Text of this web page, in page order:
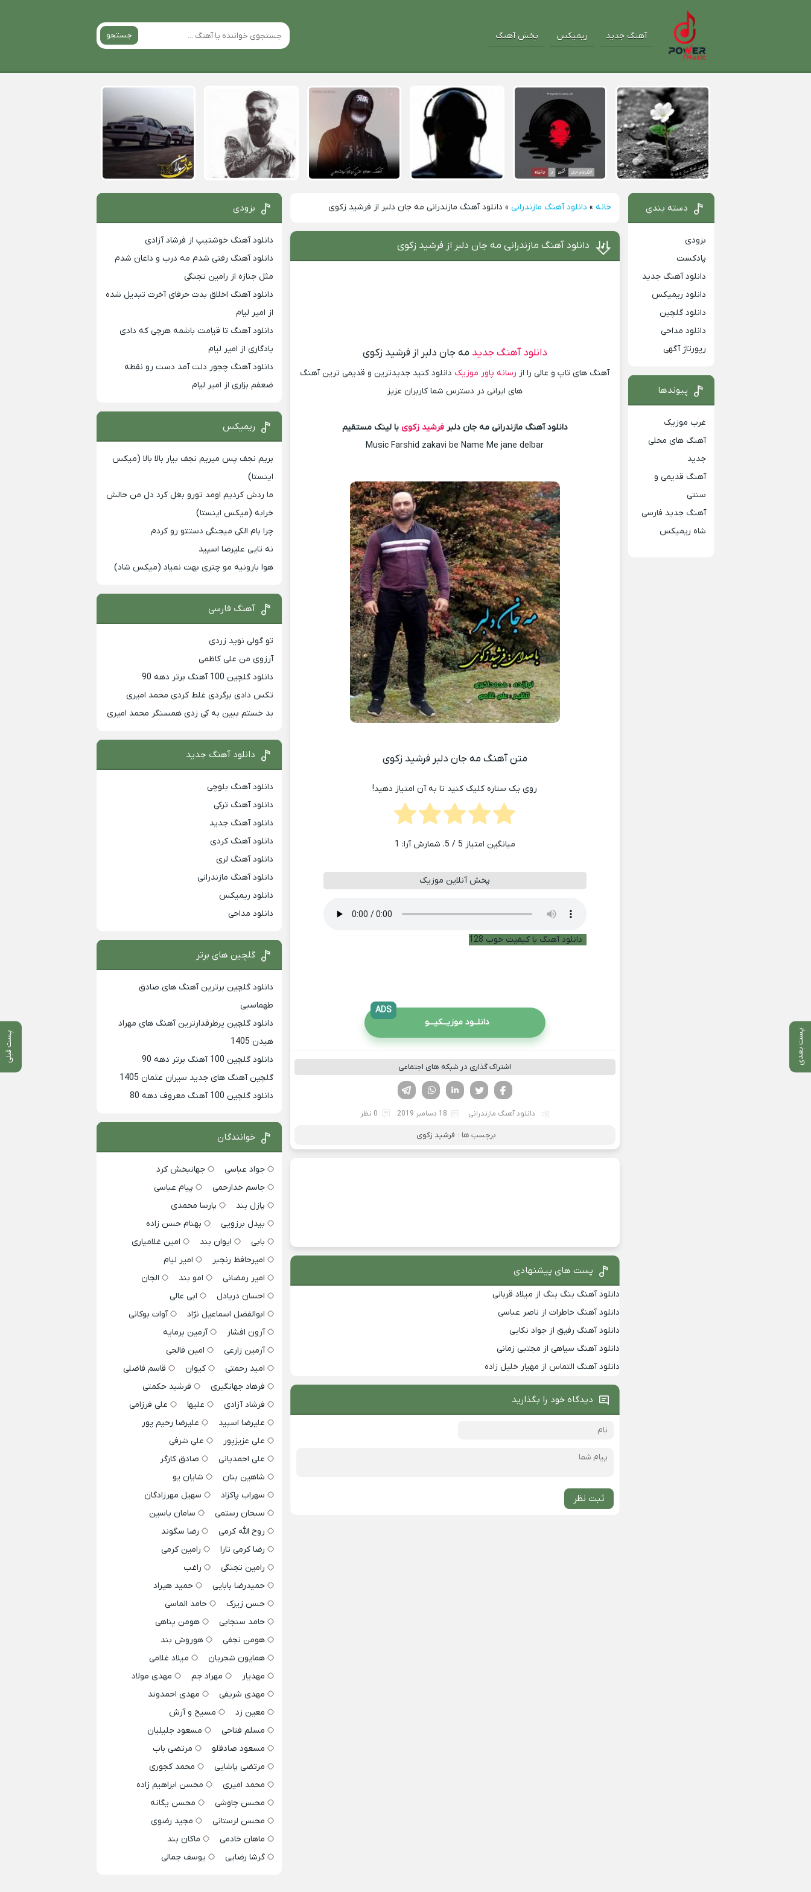
آهنگ جدید ریمیکس پخش آهنگ جستجو
خانه » دانلود آهنگ مازندرانی » دانلود آهنگ مازندرانی مه جان دلبر از فرشید زکوی
پست بعدی پست قبلی
دانلود آهنگ مازندرانی مه جان دلبر از فرشید زکوی
دانلود آهنگ جدید مه جان دلبر از فرشید زکوی
آهنگ های تاپ و عالی را از رسانه پاور موزیک دانلود کنید جدیدترین و قدیمی ترین آهنگ
های ایرانی در دسترس شما کاربران عزیز
دانلود آهنگ مازندرانی مه جان دلبرفرشید زکوی با لینک مستقیم
Music Farshid zakavi be Name Me jane delbar
متن آهنگ مه جان دلبر فرشید زکوی
روی یک ستاره کلیک کنید تا به آن امتیاز دهید!
میانگین امتیاز 5 / 5. شمارش آرا: 1
پخش آنلاین موزیک
دانلود آهنگ با کیفیت خوب 128
دانلــود موزیــکیـــو
ADS
اشتراک گذاری در شبکه های اجتماعی
لینکدین تویتر
فیسوک
دانلود آهنگ مازندرانی 18 دسامبر 2019 0 نظر
برچسب ها : فرشید زکوی
پست های پیشنهادی
دانلود آهنگ بنگ بنگ از میلاد قربانی
دانلود آهنگ خاطرات از ناصر عباسی
دانلود آهنگ رفیق از جواد نکایی
دانلود آهنگ سیاهی از مجتبی زمانی
دانلود آهنگ التماس از مهیار خلیل زاده
دیدگاه خود را بگذارید
ثبت نظر
دسته بندی
بزودی
پادکست
دانلود آهنگ جدید
دانلود ریمیکس
دانلود گلچین
دانلود مداحی
رپورتاژ آگهی
پیوندها
غرب موزیک
آهنگ های محلی
جدید
آهنگ قدیمی و
سنتی
آهنگ جدید فارسی
شاه ریمیکس
بزودی
دانلود آهنگ خوشتیپ از فرشاد آزادی
دانلود آهنگ رفتی شدم مه درب و داغان شدم
مثل جنازه از رامین تجنگی
دانلود آهنگ اخلاق بدت حرفای آخرت تبدیل شده
از امیر لیام
دانلود آهنگ تا قیامت باشمه هرچی که دادی
یادگاری از امیر لیام
دانلود آهنگ چجور دلت آمد دست رو نقطه
ضعفم بزاری از امیر لیام
ریمیکس
بریم نجف پس میریم نجف بیار بالا بالا (میکس
اینستا)
ما ردش کردیم اومد تورو بغل کرد دل من حالش
خرابه (میکس اینستا)
چرا بام الکی میجنگی دستتو رو کردم
نه تایی علیرضا اسپید
هوا بارونیه مو چتری بهت نمیاد (میکس شاد)
آهنگ فارسی
تو گولی نوید زردی
آرزوی من علی کاظمی
دانلود گلچین 100 آهنگ برتر دهه 90
تکس دادی برگردی غلط کردی محمد امیری
بد خستم ببین به کی زدی همسنگر محمد امیری
دانلود آهنگ جدید
دانلود آهنگ بلوچی
دانلود آهنگ ترکی
دانلود آهنگ جدید
دانلود آهنگ کردی
دانلود آهنگ لری
دانلود آهنگ مازندرانی
دانلود ریمیکس
دانلود مداحی
گلچین های برتر
دانلود گلچین برترین آهنگ های صادق
طهماسبی
دانلود گلچین پرطرفدارترین آهنگ های مهراد
هیدن 1405
دانلود گلچین 100 آهنگ برتر دهه 90
گلچین آهنگ های جدید سیران عثمان 1405
دانلود گلچین 100 آهنگ معروف دهه 80
خوانندگان
جواد عباسی
جهانبخش کرد
جاسم خدارحمی
پیام عباسی
پازل بند
پارسا محمدی
بیدل برزویی
بهنام حسن زاده
بابی
ایوان بند
امین غلامیاری
امیرحافظ رنجبر
امیر لیام
امیر رمضانی
امو بند
الجان
احسان دریادل
ابی عالی
ابوالفضل اسماعیل نژاد
آوات بوکانی
آرون افشار
آرمین برمایه
آرمین زارعی
امین فالجی
امید رحمتی
کیوان
قاسم فاضلی
فرهاد جهانگیری
فرشید حکمتی
فرشاد آزادی
علیها
علی فرزامی
علیرضا اسپید
علیرضا رحیم پور
علی عزیزپور
علی شرفی
علی احمدیانی
صادق کارگر
شاهین بنان
شایان یو
سهراب پاکزاد
سهیل مهرزادگان
سبحان رستمی
سامان یاسین
روح الله کرمی
رضا سگوند
رضا کرمی تارا
رامین کرمی
رامین تجنگی
راغب
حمیدرضا بابایی
حمید هیراد
حسن زیرک
حامد الماسی
حامد سنجابی
هومن پناهی
هومن نجفی
هوروش بند
همایون شجریان
میلاد غلامی
مهدیار
مهراد جم
مهدی مولاد
مهدی شریفی
مهدی احمدوند
معین زد
مسیح و آرش
مسلم فتاحی
مسعود جلیلیان
مسعود صادقلو
مرتضی باب
مرتضی پاشایی
محمد کجوری
محمد امیری
محسن ابراهیم زاده
محسن چاوشی
محسن یگانه
محسن لرستانی
مجید رضوی
ماهان خادمی
ماکان بند
گرشا رضایی
یوسف جمالی